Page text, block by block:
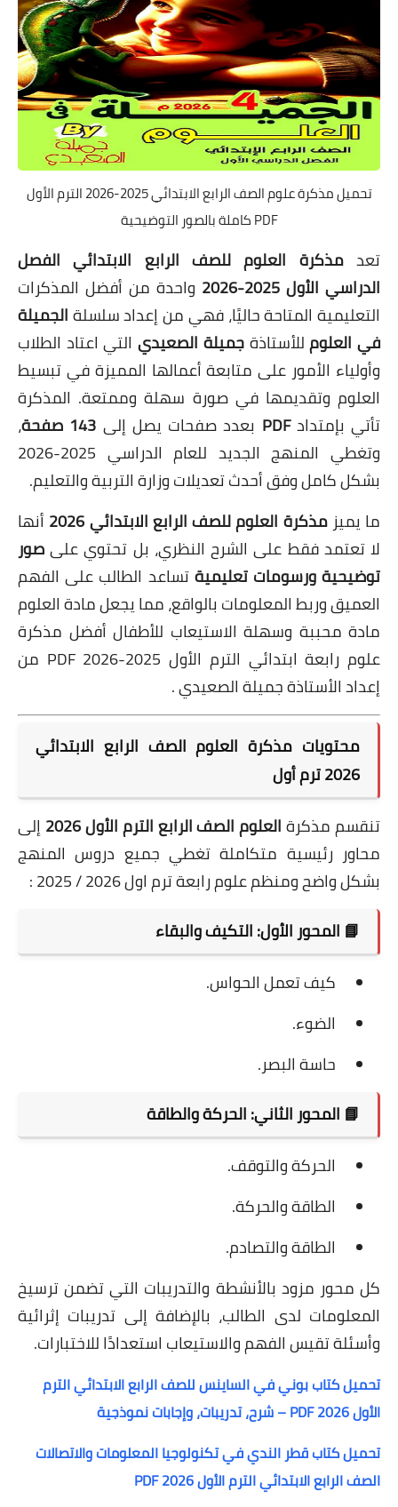
تحميل مذكرة علوم الصف الرابع الابتدائي 2025-2026 الترم الأول
PDF كاملة بالصور التوضيحية
تعدمذكرة العلوم للصف الرابع الابتدائي الفصل
الدراسي الأول 2025-2026
واحدة من أفضل المذكرات
التعليمية المتاحة حاليًا، فهي من إعداد سلسلةالجميلة
في العلومللأستاذةجميلة الصعيديالتي اعتاد الطلاب
وأولياء الأمور على متابعة أعمالها المميزة في تبسيط
العلوم وتقديمها في صورة سهلة وممتعة. المذكرة
تأتي بإمتدادPDF بعدد صفحات يصل إلى 143 صفحة
،
وتغطي المنهج الجديد للعام الدراسي 2025-2026
بشكل كامل وفق أحدث تعديلات وزارة التربية والتعليم.
ما يميزمذكرة العلوم للصف الرابع الابتدائي 2026
أنها
لا تعتمد فقط على الشرح النظري، بل تحتوي علىصور
توضيحية ورسومات تعليميةتساعد الطالب على الفهم
العميق وربط المعلومات بالواقع، مما يجعل مادة العلوم
مادة محببة وسهلة الاستيعاب للأطفال أفضل مذكرة
علوم رابعة ابتدائي الترم الأول 2025-2026 PDF من
إعداد الأستاذة جميلة الصعيدي.
محتويات مذكرة العلوم الصف الرابع الابتدائي
2026 ترم أول
تنقسم مذكرةالعلوم الصف الرابع الترم الأول 2026
إلى
محاور رئيسية متكاملة تغطي جميع دروس المنهج
بشكل واضح ومنظم علوم رابعة ترم اول 2026 / 2025 :
📘 المحور الأول: التكيف والبقاء
كيف تعمل الحواس.
الضوء.
حاسة البصر.
📘 المحور الثاني: الحركة والطاقة
الحركة والتوقف.
الطاقة والحركة.
الطاقة والتصادم.
كل محور مزود بالأنشطة والتدريبات التي تضمن ترسيخ
المعلومات لدى الطالب، بالإضافة إلى تدريبات إثرائية
وأسئلة تقيس الفهم والاستيعاب استعدادًا للاختبارات.
تحميل كتاب بوني في الساينس للصف الرابع الابتدائي الترم
الأول 2026 PDF – شرح، تدريبات، وإجابات نموذجية
تحميل كتاب قطر الندي في تكنولوجيا المعلومات والاتصالات
الصف الرابع الابتدائي الترم الأول 2026 PDF